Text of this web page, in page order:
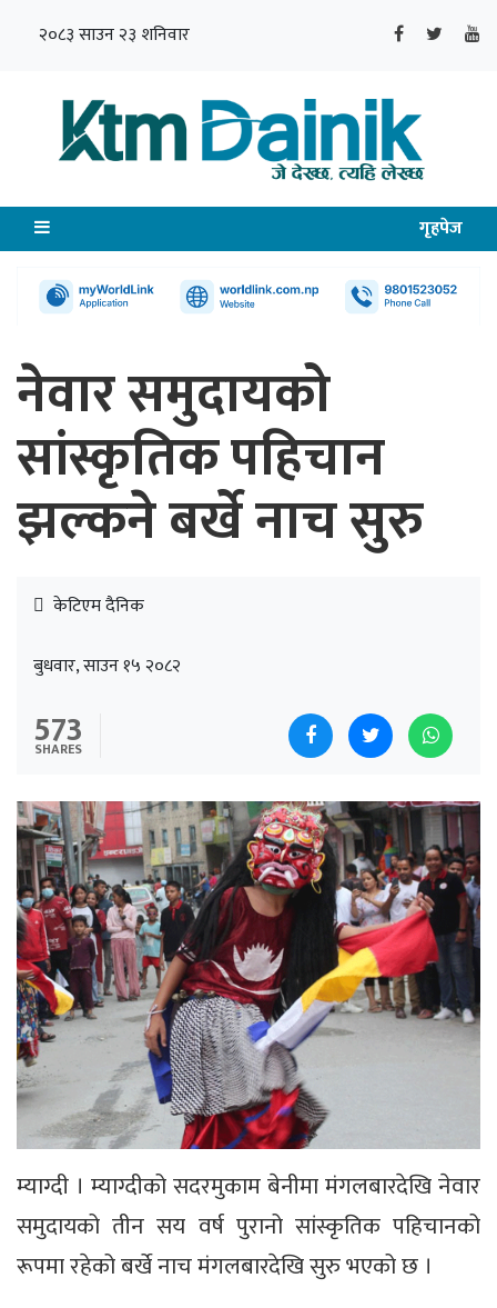
२०८३ साउन २३ शनिवार
गृहपेज
नेवार समुदायको
सांस्कृतिक पहिचान
झल्कने बर्खे नाच सुरु
केटिएम दैनिक
बुधवार, साउन १५ २०८२
573
SHARES
म्याग्दी । म्याग्दीको सदरमुकाम बेनीमा मंगलबारदेखि नेवार
समुदायको तीन सय वर्ष पुरानो सांस्कृतिक पहिचानको
रूपमा रहेको बर्खे नाच मंगलबारदेखि सुरु भएको छ ।